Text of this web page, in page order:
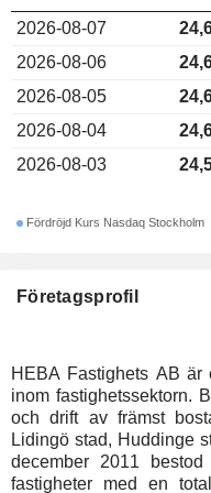
Företagsprofil
HEBA Fastighets AB är
inom fastighetssektorn.
och drift av främst
Lidingö stad, Huddinge
december 2011
fastigheter med en
2026-08-07
2026-08-06
2026-08-05
2026-08-04
2026-08-03
Fördröjd Kurs Nasdaq Stockholm